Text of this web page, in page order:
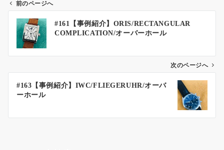
前のページへ
#161【事例紹介】ORIS/RECTANGULAR
COMPLICATION/オーバーホール
次のページへ
#163【事例紹介】IWC/FLIEGERUHR/オーバ
ーホール